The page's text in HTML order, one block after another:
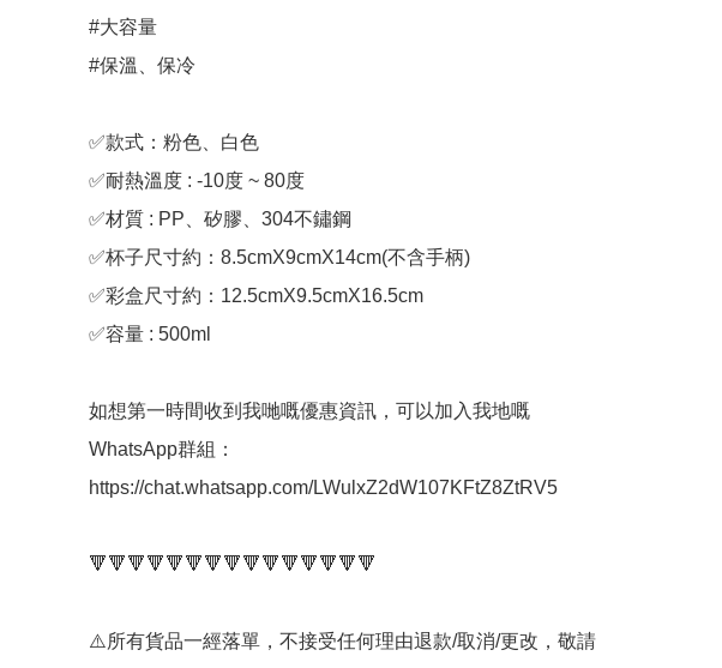
#大容量
#保溫、保冷
✅款式：粉色、白色
✅耐熱溫度 : -10度 ~ 80度
✅材質 : PP、矽膠、304不鏽鋼
✅杯子尺寸約：8.5cmX9cmX14cm(不含手柄)
✅彩盒尺寸約：12.5cmX9.5cmX16.5cm
✅容量 : 500ml
如想第一時間收到我哋嘅優惠資訊，可以加入我地嘅
WhatsApp群組：
https://chat.whatsapp.com/LWulxZ2dW107KFtZ8ZtRV5
🔻🔻🔻🔻🔻🔻🔻🔻🔻🔻🔻🔻🔻🔻🔻
⚠️所有貨品一經落單，不接受任何理由退款/取消/更改，敬請